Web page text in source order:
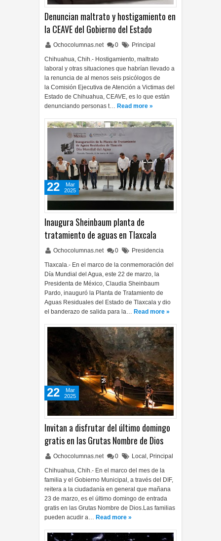
Denuncian maltrato y hostigamiento en
la CEAVE del Gobierno del Estado
Ochocolumnas.net 0 Principal
Chihuahua, Chih.- Hostigamiento, maltrato
laboral y otras situaciones que habrían llevado a
la renuncia de al menos seis psicólogos de
la Comisión Ejecutiva de Atención a Victimas del
Estado de Chihuahua, CEAVE, es lo que están
denunciando personas t… Read more »
Inaugura Sheinbaum planta de
tratamiento de aguas en Tlaxcala
Ochocolumnas.net 0 Presidencia
Tlaxcala.- En el marco de la conmemoración del
Día Mundial del Agua, este 22 de marzo, la
Presidenta de México, Claudia Sheinbaum
Pardo, inauguró la Planta de Tratamiento de
Aguas Residuales del Estado de Tlaxcala y dio
el banderazo de salida para la… Read more »
22
Mar
2025
Invitan a disfrutar del último domingo
gratis en las Grutas Nombre de Dios
Ochocolumnas.net 0 Local , Principal
Chihuahua, Chih.- En el marco del mes de la
familia y el Gobierno Municipal, a través del DIF,
reitera a la ciudadanía en general que mañana
23 de marzo, es el último domingo de entrada
gratis en las Grutas Nombre de Dios.Las familias
pueden acudir a… Read more »
22
Mar
2025